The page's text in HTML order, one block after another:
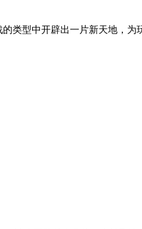
类型中开辟出一片新天地，为